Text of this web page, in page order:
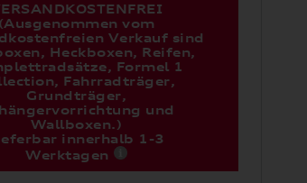
(Ausgenommen vom
Verkauf sind
Heckboxen, Reifen,
Formel 1
Fahrradträger,
Grundträger,
und
Wallboxen.)
innerhalb 1-3
Werktagen